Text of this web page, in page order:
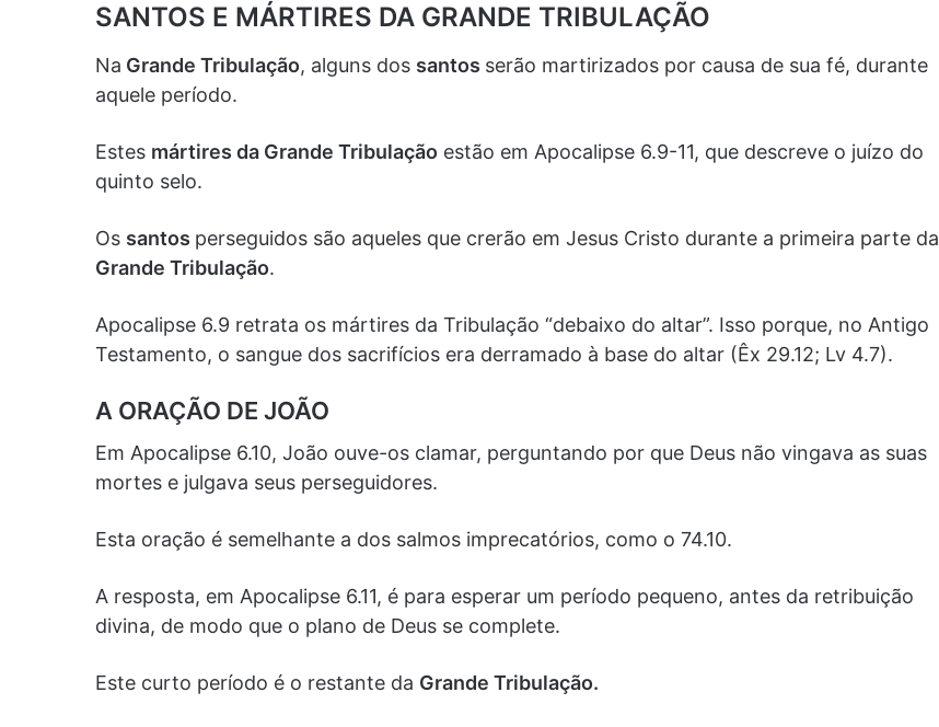
SANTOS E MÁRTIRES DA GRANDE TRIBULAÇÃO
Na Grande Tribulação, alguns dos santos serão martirizados por causa de sua fé, durante
aquele período.
Estes mártires da Grande Tribulação estão em Apocalipse 6.9-11, que descreve o juízo do
quinto selo.
Os santos perseguidos são aqueles que crerão em Jesus Cristo durante a primeira parte da
Grande Tribulação.
Apocalipse 6.9 retrata os mártires da Tribulação “debaixo do altar”. Isso porque, no Antigo
Testamento, o sangue dos sacrifícios era derramado à base do altar (Êx 29.12; Lv 4.7).
A ORAÇÃO DE JOÃO
Em Apocalipse 6.10, João ouve-os clamar, perguntando por que Deus não vingava as suas
mortes e julgava seus perseguidores.
Esta oração é semelhante a dos salmos imprecatórios, como o 74.10.
A resposta, em Apocalipse 6.11, é para esperar um período pequeno, antes da retribuição
divina, de modo que o plano de Deus se complete.
Este curto período é o restante da Grande Tribulação.